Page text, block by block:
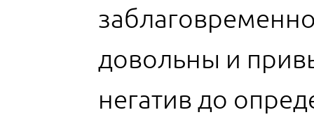
довольны и
негатив до